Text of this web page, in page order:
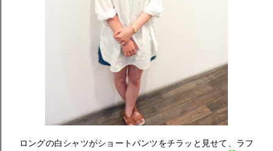
ロングの白シャツがショートパンツをチラッと見せて、ラフ